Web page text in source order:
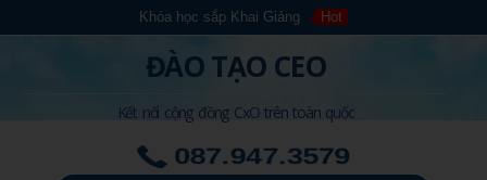
Khóa học sắp Khai Giảng Hot
ĐÀO TẠO CEO
Kết nối cộng đồng CxO trên toàn quốc
087.947.3579